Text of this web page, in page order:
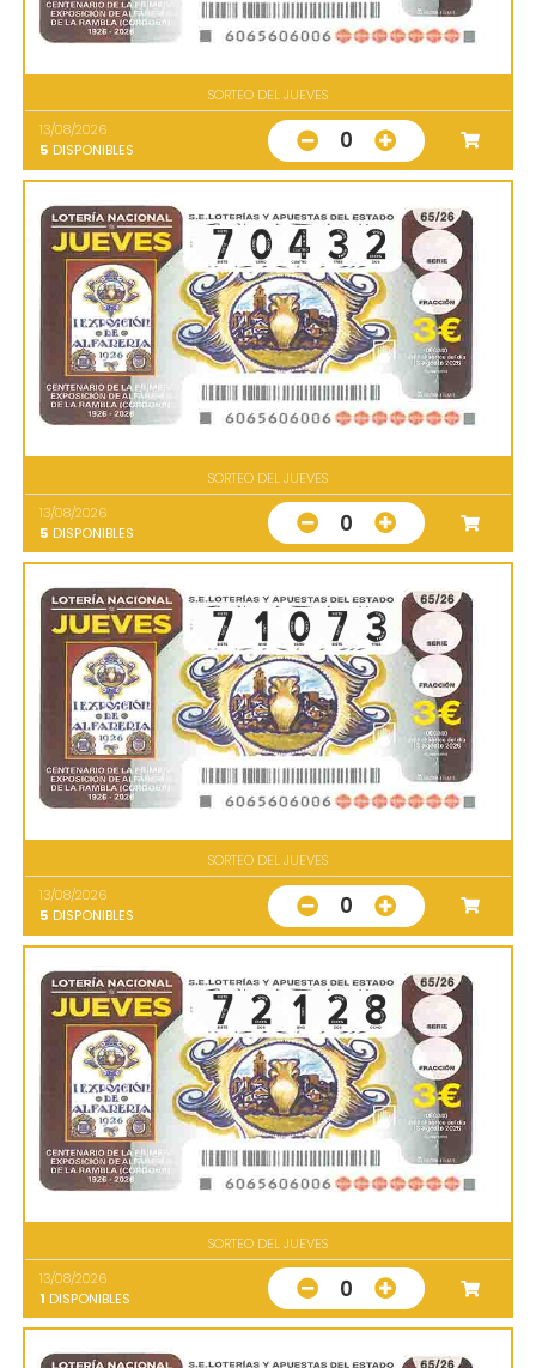
SORTEO DEL JUEVES
13/08/2026
5 DISPONIBLES 0
SORTEO DEL JUEVES
13/08/2026
5 DISPONIBLES 0
SORTEO DEL JUEVES
13/08/2026
5 DISPONIBLES 0
SORTEO DEL JUEVES
13/08/2026
1 DISPONIBLES 0